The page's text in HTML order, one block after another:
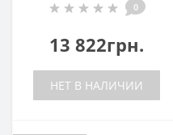
0
13 822грн.
НЕТ В НАЛИЧИИ